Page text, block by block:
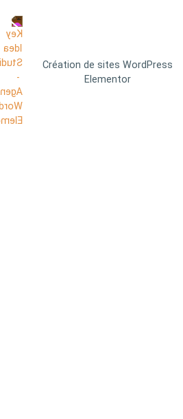
Création de sites WordPress
Elementor